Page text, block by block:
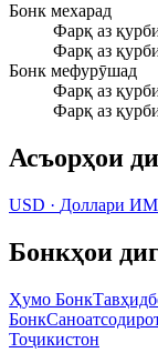
Бонк мехарад
Фарқ аз
Фарқ аз
Бонк мефурӯшад
Фарқ аз
Фарқ аз
Асъорҳои
USD · Доллари
Бонкҳои
Ҳумо Бонк
Бонк
Тоҷикистон